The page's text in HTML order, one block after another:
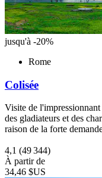
jusqu'à -20%
Rome
Colisée
Visite de
des gladiateurs et des
raison de la forte
4,1 (49 344)
À partir de
34,46 $US